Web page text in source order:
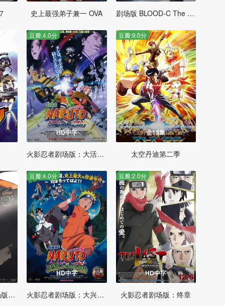
史上最强弟子兼一 OVA 剧场版 BLOOD-C The Last Dark
HD中字
豆瓣:4.0分
火影忍者剧场版：大活剧！雪姬忍法帖！
全13集
豆瓣:9.0分
太空丹迪第二季
火影忍者疾风传剧场版：羁绊
HD中字
豆瓣:4.0分
火影忍者剧场版：大兴奋！三日月岛的动物骚动
HD中字
豆瓣:2.0分
火影忍者剧场版：终章